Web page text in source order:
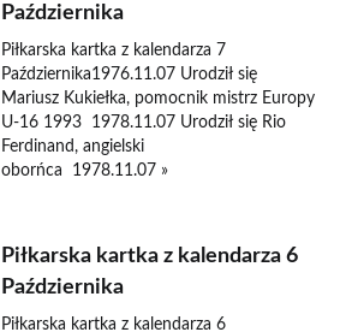
Października
Piłkarska kartka z kalendarza 7
Października1976.11.07 Urodził się
Mariusz Kukiełka, pomocnik mistrz Europy
U-16 1993 1978.11.07 Urodził się Rio
Ferdinand, angielski
oborńca 1978.11.07 »
Piłkarska kartka z kalendarza 6
Października
Piłkarska kartka z kalendarza 6